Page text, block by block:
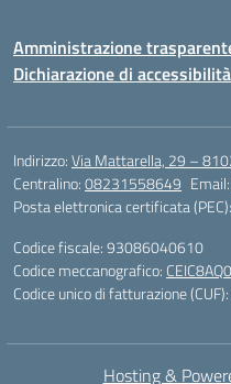
Amministrazione
Dichiarazione di accessibilità
Indirizzo:Via Mattarella, 29 –
Centralino:08231558649 Email:
Posta elettronica certificata (PEC):
Codice fiscale: 93086040610
Codice meccanografico:
Codice unico di fatturazione
Hosting &